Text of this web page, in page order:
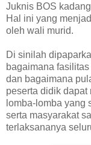
Juknis BOS
Hal ini yang
oleh wali murid.
Di sinilah
bagaimana
dan bagaimana
peserta didik
lomba-lomba yang
serta masyarakat
terlaksananya